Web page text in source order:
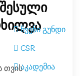
ჩვენი გუნდი
CSR
აკადემია